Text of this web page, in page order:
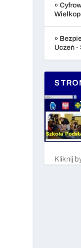
»
»
Uczeń -
Kliknij